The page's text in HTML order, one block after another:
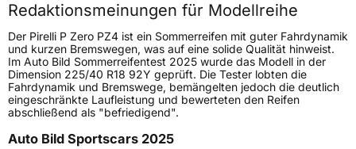
Höchstgeschwindigkeit
300 km/h
Lastindex 99
Höchstlast775 kg
Gewicht (in kg)12,15 kg
Generelle Merkmale
Redaktionsmeinungen für Modellreihe
Der Pirelli P Zero PZ4 ist ein Sommerreifen mit guter Fahrdynamik
und kurzen Bremswegen, was auf eine solide Qualität hinweist.
Im Auto Bild Sommerreifentest 2025 wurde das Modell in der
Dimension 225/40 R18 92Y geprüft. Die Tester lobten die
Fahrdynamik und Bremswege, bemängelten jedoch die deutlich
eingeschränkte Laufleistung und bewerteten den Reifen
abschließend als "befriedigend".
Auto Bild Sportscars 2025